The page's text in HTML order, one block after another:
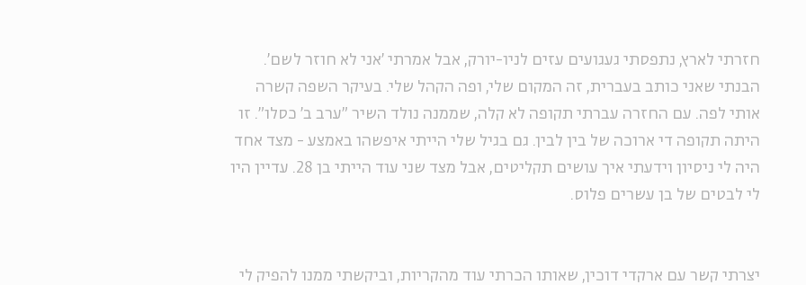
חזרתי לארץ, נתפסתי געגועים עזים לניו-יורק, אבל אמרתי 'אני לא חוזר לשם'.
הבנתי שאני כותב בעברית, זה המקום שלי, ופה הקהל שלי. בעיקר השפה קשרה
אותי לפה. עם החזרה עברתי תקופה לא קלה, שממנה נולד השיר "ערב ב' כסלו". זו
היתה תקופה די ארוכה של בין לבין. גם בגיל שלי הייתי איפשהו באמצע - מצד אחד
היה לי ניסיון וידעתי איך עושים תקליטים, אבל מצד שני עוד הייתי בן 28. עדיין היו
לי לבטים של בן עשרים פלוס.
יצרתי קשר עם ארקדי דוכין, שאותו הכרתי עוד מהקריות, וביקשתי ממנו להפיק לי